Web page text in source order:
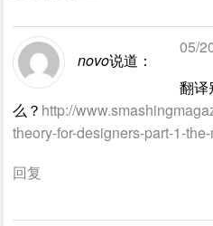
novo说道：
05/
翻译
么？ http://
theory-for-designers-part-1-
回复